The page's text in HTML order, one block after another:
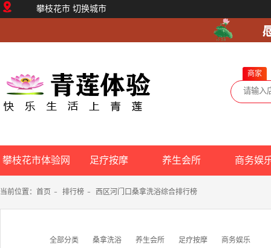
攀枝花市 切换城市
商家
攀枝花市体验网 足疗按摩 养生会所 商务娱
当前位置： 首页 - 排行榜 - 西区河门口桑拿洗浴综合排行榜
全部分类 桑拿洗浴 养生会所 足疗按摩 商务娱乐